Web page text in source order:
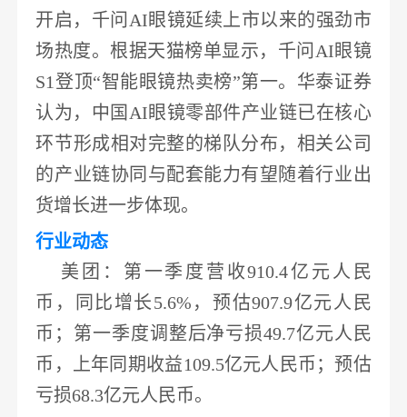
开启，千问 AI眼镜延续上市以来的强劲市
场热度。根据天猫榜单显示， 千问 AI眼镜
S1登顶“智能眼镜热卖榜”第一。 华泰证券
认为，中国 AI眼镜零部件产业链已在核心
环节形成相对完整的梯队分布，相关公司
的产业链协同与配套能力有望随着行业出
货增长进一步体现。
行业动态
美团 ：第一季度营收910.4亿元人民
币，同比增长5.6%，预估907.9亿元人民
币；第一季度调整后净亏损49.7亿元人民
币，上年同期收益109.5亿元人民币 ；预估
亏损68.3亿元人民币。